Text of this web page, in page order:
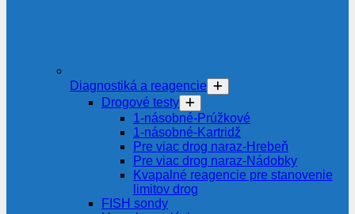
Diagnostiká a reagencie
Drogové testy
1-násobné-Prúžkové
1-násobné-Kartridž
Pre viac drog naraz-Hrebeň
Pre viac drog naraz-Nádobky
Kvapalné reagencie pre stanovenie
limitov drog
FISH sondy